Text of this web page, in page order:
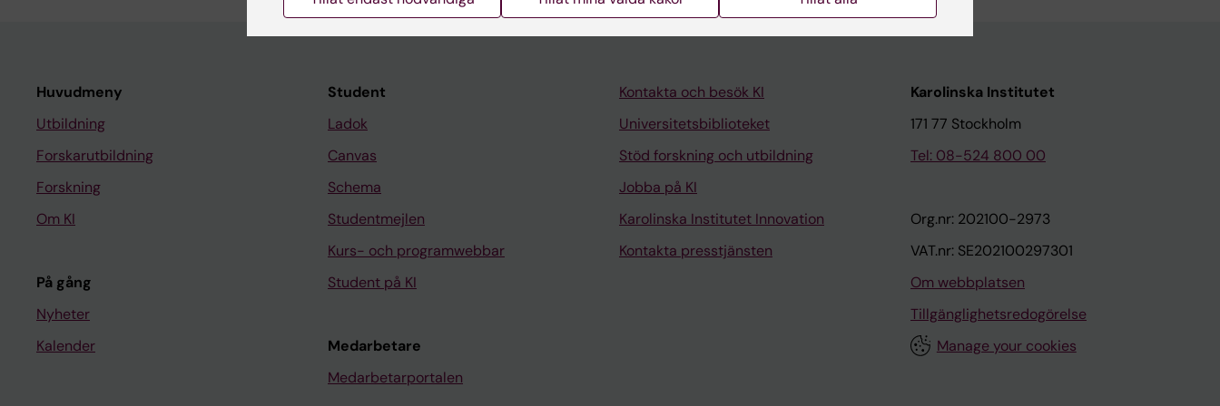
Huvudmeny
Utbildning
Forskarutbildning
Forskning
Om KI
På gång
Nyheter
Kalender
Student
Ladok
Canvas
Schema
Studentmejlen
Kurs- och programwebbar
Student på KI
Medarbetare
Medarbetarportalen
Kontakta och besök KI
Universitetsbiblioteket
Stöd forskning och utbildning
Jobba på KI
Karolinska Institutet Innovation
Kontakta presstjänsten
Karolinska Institutet
171 77 Stockholm
Tel: 08-524 800 00
Org.nr: 202100-2973
VAT.nr: SE202100297301
Om webbplatsen
Tillgänglighetsredogörelse
Manage your cookies